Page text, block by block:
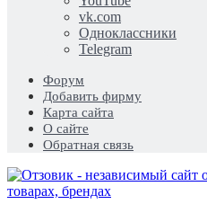
vk.com
Одноклассники
Telegram
Форум
Добавить фирму
Карта сайта
О сайте
Обратная связь